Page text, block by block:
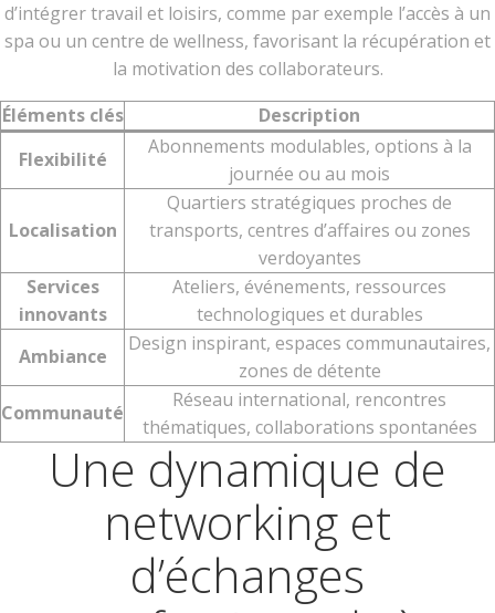
d’intégrer travail et loisirs, comme par exemple l’accès à un
spa ou un centre de wellness, favorisant la récupération et
la motivation des collaborateurs.
Éléments clés
Description
Flexibilité
Abonnements modulables, options à la
journée ou au mois
Localisation
Quartiers stratégiques proches de
transports, centres d’affaires ou zones
verdoyantes
Services
innovants
Ateliers, événements, ressources
technologiques et durables
Ambiance
Design inspirant, espaces communautaires,
zones de détente
Communauté
Réseau international, rencontres
thématiques, collaborations spontanées
Une dynamique de
networking et
d’échanges